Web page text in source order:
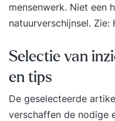
mensenwerk. Niet een
natuurverschijnsel. Zie:
Selectie van
en tips
De geselecteerde
verschaffen de nodige